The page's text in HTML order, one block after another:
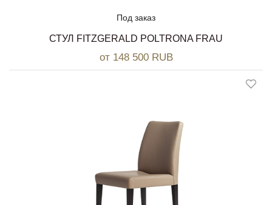
Под заказ
СТУЛ FITZGERALD POLTRONA FRAU
от 148 500 RUB